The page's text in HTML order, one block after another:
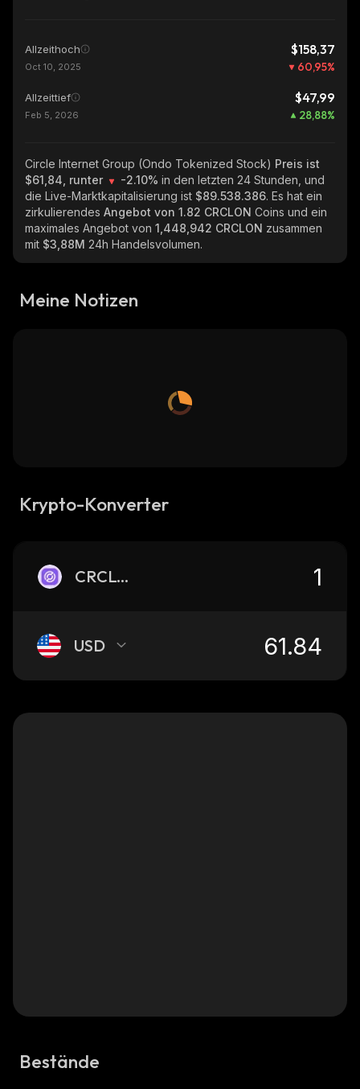
Allzeithoch $158,37
Oct 10, 2025 60,95%
Allzeittief $47,99
Feb 5, 2026 28,88%
Circle Internet Group (Ondo Tokenized Stock) Preis ist
$61,84, runter
-2.10% in den letzten 24 Stunden, und
die Live-Marktkapitalisierung ist $89.538.386. Es hat ein
zirkulierendes Angebot von 1.82 CRCLON Coins und ein
maximales Angebot von 1,448,942 CRCLON zusammen
mit $3,88M 24h Handelsvolumen.
Meine Notizen
Krypto-Konverter
CRCLON
USD
Bestände